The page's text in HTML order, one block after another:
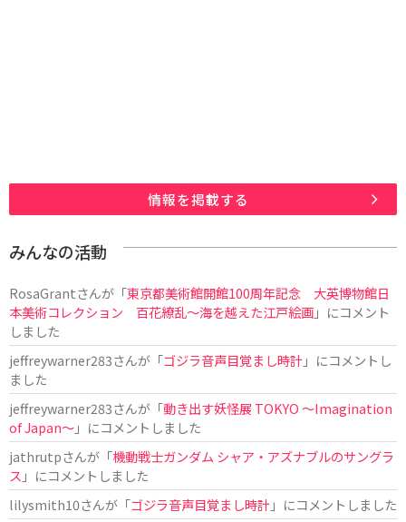
情報を掲載する
みんなの活動
RosaGrantさんが「東京都美術館開館100周年記念 大英博物館日
本美術コレクション 百花繚乱～海を越えた江戸絵画」にコメント
しました
jeffreywarner283さんが「ゴジラ音声目覚まし時計」にコメントし
ました
jeffreywarner283さんが「動き出す妖怪展 TOKYO 〜Imagination
of Japan〜」にコメントしました
jathrutpさんが「機動戦士ガンダム シャア・アズナブルのサングラ
ス 」にコメントしました
lilysmith10さんが「ゴジラ音声目覚まし時計」にコメントしました